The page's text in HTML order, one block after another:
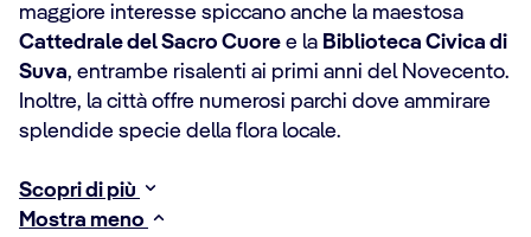
maggiore interesse spiccano anche la maestosa
Cattedrale del Sacro Cuore e la Biblioteca Civica di
Suva, entrambe risalenti ai primi anni del Novecento.
Inoltre, la città offre numerosi parchi dove ammirare
splendide specie della flora locale.
Scopri di più
Mostra meno